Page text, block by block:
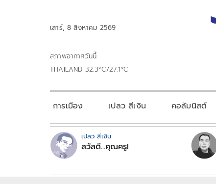
เสาร์, 8 สิงหาคม 2569
สภาพอากาศวันนี้
THAILAND 32.3°C/27.1°C
การเมือง เปลว สีเงิน คอลัมนิสต์
เปลว สีเงิน
สวัสดี...คุณครู!